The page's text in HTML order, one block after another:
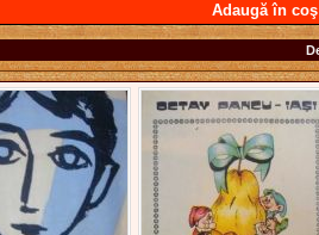
Adaugă în coş